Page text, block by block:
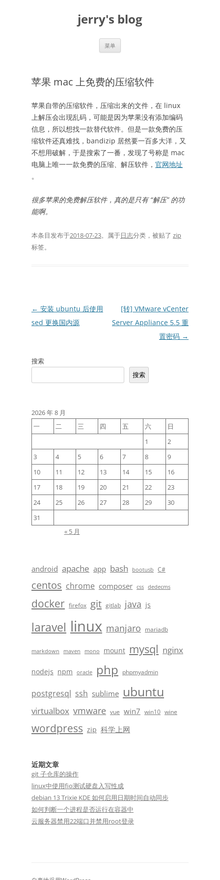
jerry's blog
菜单
苹果 mac 上免费的压缩软件
苹果自带的压缩软件，压缩出来的文件，在 linux
上解压会出现乱码，可能是因为苹果没有添加编码
信息，所以想找一款替代软件。但是一款免费的压
缩软件还真难找，bandizip 居然要一百多大洋，又
不想用破解，于是搜索了一番，发现了号称是 mac
电脑上唯一一款免费的压缩、解压软件， 官网地址
。
很多苹果的免费解压软件，真的是只有 “解压” 的功
能啊。
本条目发布于2018-07-23。属于日志分类，被贴了 zip
标签。
文
章
← 安装 ubuntu 后使用
sed 更换国内源
[转] VMware vCenter
Server Appliance 5.5 重
置密码 →
搜索
搜索
2026 年 8 月
一
二 三 四 五 六
日
1
2
3
4 5 6 7 8
9
10
11 12 13 14 15
16
17
18 19 20 21 22
23
24
25 26 27 28 29
30
31
« 5 月
android apache app bash bootusb C#
centos chrome composer css dedecms
docker firefox git gitlab java js
laravel linux manjaro mariadb
markdown maven mono mount mysql nginx
nodejs npm oracle php phpmyadmin
postgresql ssh sublime ubuntu
virtualbox vmware vue win7 win10 wine
wordpress zip 科学上网
近期文章
git 子仓库的操作
linux中使用fio测试硬盘入写性成
debian 13 Trixie KDE 如何启用日期时间自动同步
如何判断一个进程是否运行在容器中
云服务器禁用22端口并禁用root登录